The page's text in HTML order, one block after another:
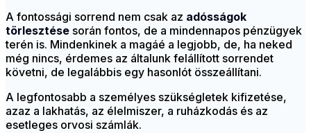
A fontossági sorrend nem csak az adósságok
törlesztése során fontos, de a mindennapos pénzügyek
terén is. Mindenkinek a magáé a legjobb, de, ha neked
még nincs, érdemes az általunk felállított sorrendet
követni, de legalábbis egy hasonlót összeállítani.
A legfontosabb a személyes szükségletek kifizetése,
azaz a lakhatás, az élelmiszer, a ruházkodás és az
esetleges orvosi számlák.